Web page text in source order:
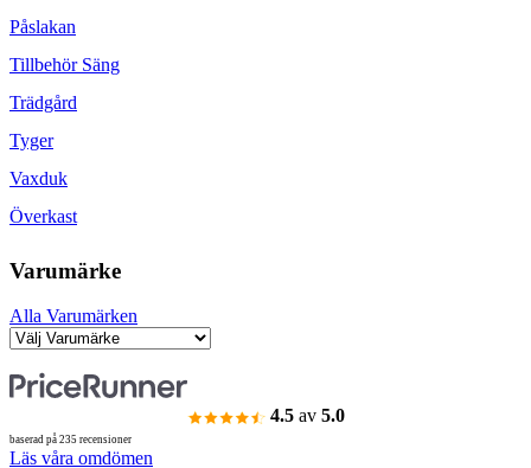
Påslakan
Tillbehör Säng
Trädgård
Tyger
Vaxduk
Överkast
Varumärke
Alla Varumärken
4.5 av 5.0
baserad på 235 recensioner
Läs våra omdömen